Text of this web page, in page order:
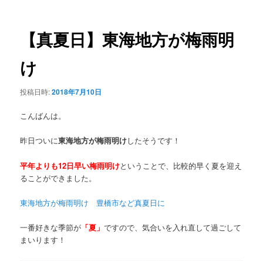
ョ
ン
【真夏日】東海地方が梅雨明
け
投稿日時:2018年7月10日
こんばんは。
昨日ついに東海地方が梅雨明けしたそうです！
平年よりも12日早い梅雨明けということで、比較的早く夏を迎え
ることができました。
東海地方が梅雨明け 豊橋市など真夏日に
一番好きな季節が 「夏」ですので、気合いを入れ直して過ごして
まいります！